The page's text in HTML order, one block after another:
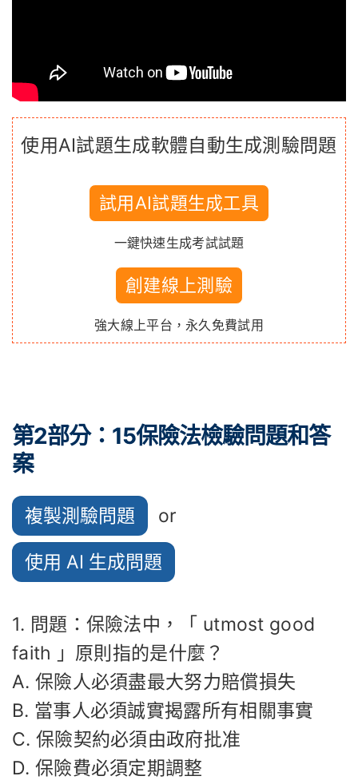
使用AI試題生成軟體自動生成測驗問題
試用AI試題生成工具
一鍵快速生成考試試題
創建線上測驗
強大線上平台，永久免費試用
第2部分：15保險法檢驗問題和答
案
複製測驗問題 or
使用 AI 生成問題
1. 問題：保險法中，「 utmost good
faith 」原則指的是什麼？
A. 保險人必須盡最大努力賠償損失
B. 當事人必須誠實揭露所有相關事實
C. 保險契約必須由政府批准
D. 保險費必須定期調整